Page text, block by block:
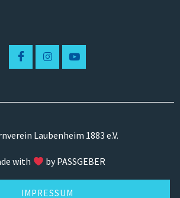
Laubenheim 1883 e.V.
with by PASSGEBER
IMPRESSUM